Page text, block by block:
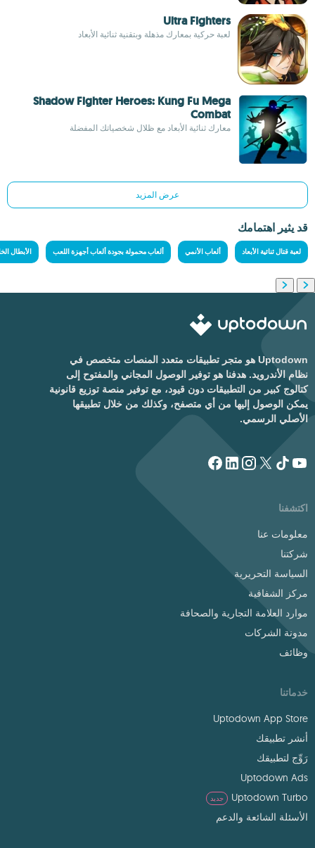
Ultra Fighters
لعبة حركية بمعارك مذهلة وبتقنية ثنائية الأبعاد
Shadow Fighter Heroes: Kung Fu Mega
Combat
معارك ثنائية الأبعاد مع ظلال شخصياتك المفضلة
عرض المزيد
قد يثير اهتمامك
لعبة قتال ثنائية الأبعاد ألعاب الأنمي ألعاب محمولة بجودة ألعاب أجهزة اللعب الأبطال
Uptodown هو متجر تطبيقات متعدد المنصات متخصص في
نظام الأندرويد. هدفنا هو توفير الوصول المجاني والمفتوح إلى
كتالوج كبير من التطبيقات دون قيود، مع توفير منصة توزيع قانونية
يمكن الوصول إليها من أي متصفح، وكذلك من خلال تطبيقها
الأصلي الرسمي.
اكتشفنا
معلومات عنا
شركتنا
السياسة التحريرية
مركز الشفافية
موارد العلامة التجارية والصحافة
مدونة الشركات
وظائف
خدماتنا
Uptodown App Store
أنشر تطبيقك
رَوِّج لتطبيقك
Uptodown Ads
Uptodown Turbo
جديد
الأسئلة الشائعة والدعم